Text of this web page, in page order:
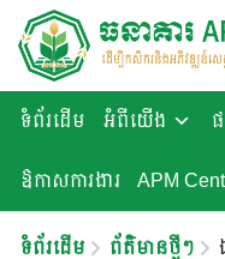
ទំព័រដើម អំពីយើង
ឱកាសការងារ​ APM
ទំព័រដើម ព័ត៌មានថ្មីៗ